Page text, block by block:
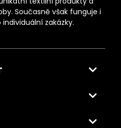
Současně však funguje i
zakázky.